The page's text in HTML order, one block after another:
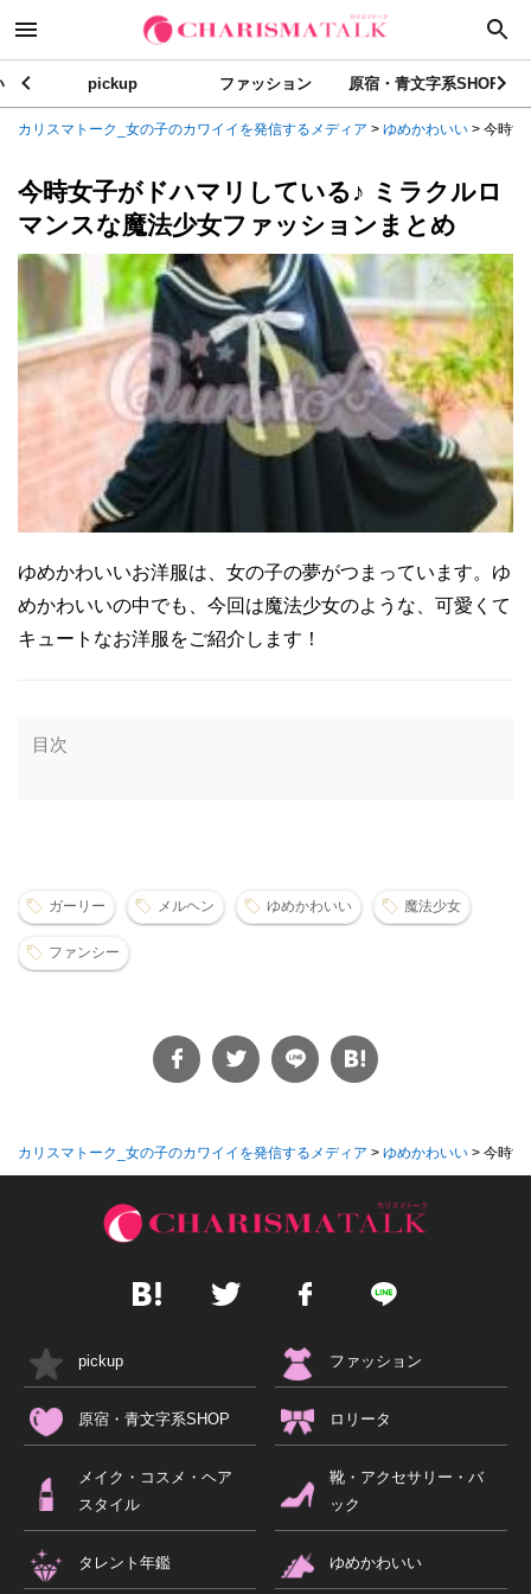
pickup ファッション 原宿・青文字系SHOP
カリスマトーク_女の子のカワイイを発信するメディア > ゆめかわいい > 今時女
今時女子がドハマリしている♪ ミラクルロ
マンスな魔法少女ファッションまとめ
ゆめかわいいお洋服は、女の子の夢がつまっています。ゆ
めかわいいの中でも、今回は魔法少女のような、可愛くて
キュートなお洋服をご紹介します！
目次
ガーリー メルヘン ゆめかわいい 魔法少女
ファンシー
カリスマトーク_女の子のカワイイを発信するメディア > ゆめかわいい > 今時女
pickup ファッション
原宿・青文字系SHOP ロリータ
メイク・コスメ・ヘア
スタイル
靴・アクセサリー・バ
ック
タレント年鑑 ゆめかわいい